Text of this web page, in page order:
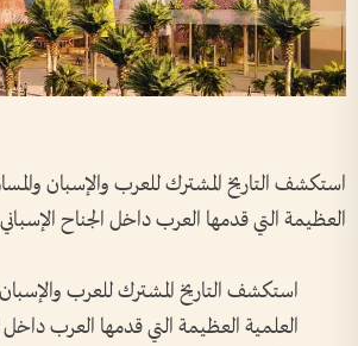
استكشف التاريخ المشترك للعرب والإسبان
العظيمة التي قدمها العرب داخل الجناح الإسباني في
استكشف التاريخ المشترك للعرب
العلمية العظيمة التي قدمها العرب داخل